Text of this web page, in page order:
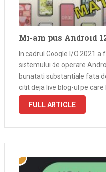
Mi-am pus Android
In cadrul Google I/O 2021
sistemului de operare
bunatati substantiale fata
citit deja live blog-ul pe
evenimentul Google I/O stiti
FULL ARTICLE